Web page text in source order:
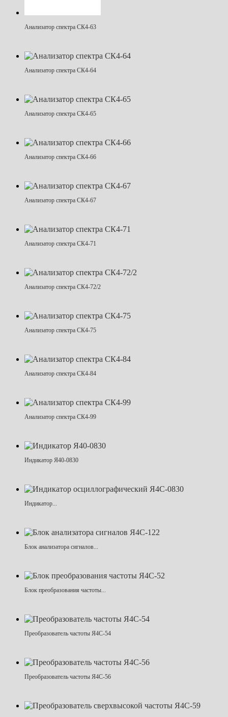
Анализатор спектра СК4-63
Анализатор спектра СК4-64
Анализатор спектра СК4-65
Анализатор спектра СК4-66
Анализатор спектра СК4-67
Анализатор спектра СК4-71
Анализатор спектра СК4-72/2
Анализатор спектра СК4-75
Анализатор спектра СК4-84
Анализатор спектра СК4-99
Индикатор Я40-0830
Индикатор...
Блок анализатора сигналов...
Блок преобразования частоты...
Преобразователь частоты Я4С-54
Преобразователь частоты Я4С-56